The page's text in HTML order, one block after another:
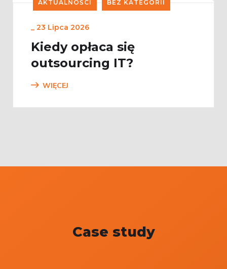
AKTUALNOŚCI BEZ KATEGORII
_ 23 Lipca 2026
Kiedy opłaca się
outsourcing IT?
WIĘCEJ
Case study